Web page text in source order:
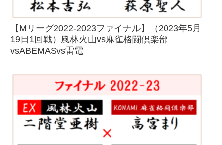
【Mリーグ2022-2023ファイナル】（2023年5月
19日1回戦）風林火山vs麻雀格闘倶楽部
vsABEMASvs雷電